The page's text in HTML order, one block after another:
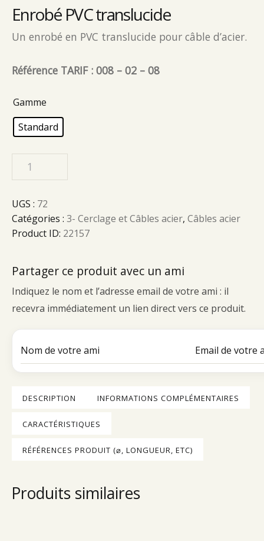
Enrobé PVC translucide
Un enrobé en PVC translucide pour câble d’acier.
Référence TARIF : 008 – 02 – 08
Gamme
Standard
UGS : 72
Catégories : 3- Cerclage et Câbles acier, Câbles acier
Product ID: 22157
Partager ce produit avec un ami
Indiquez le nom et l’adresse email de votre ami : il
recevra immédiatement un lien direct vers ce produit.
DESCRIPTION INFORMATIONS COMPLÉMENTAIRES
CARACTÉRISTIQUES
RÉFÉRENCES PRODUIT (⌀, LONGUEUR, ETC)
Produits similaires